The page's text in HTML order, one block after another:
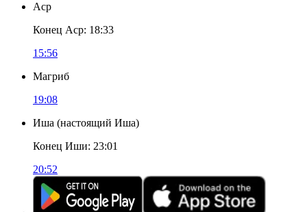
Аср
Конец Аср: 18:33
15:56
Магриб
19:08
Иша (настоящий Иша)
Конец Иши: 23:01
20:52